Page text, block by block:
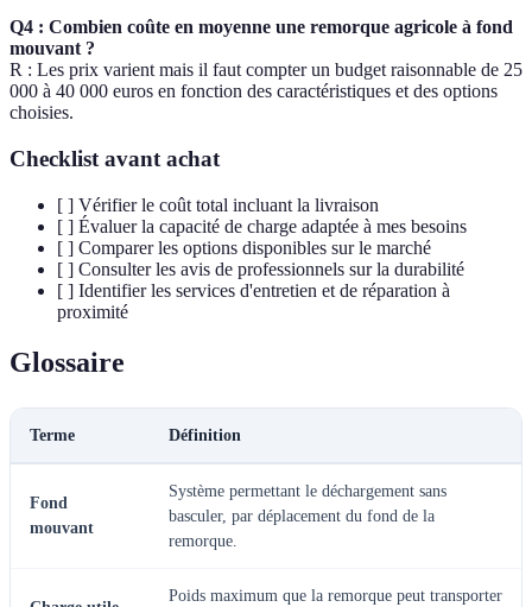
Q4 : Combien coûte en moyenne une remorque agricole à fond
mouvant ?
R : Les prix varient mais il faut compter un budget raisonnable de 25
000 à 40 000 euros en fonction des caractéristiques et des options
choisies.
Checklist avant achat
[ ] Vérifier le coût total incluant la livraison
[ ] Évaluer la capacité de charge adaptée à mes besoins
[ ] Comparer les options disponibles sur le marché
[ ] Consulter les avis de professionnels sur la durabilité
[ ] Identifier les services d'entretien et de réparation à
proximité
Glossaire
Terme Définition
Fond
mouvant
Système permettant le déchargement sans
basculer, par déplacement du fond de la
remorque.
Poids maximum que la remorque peut transporter